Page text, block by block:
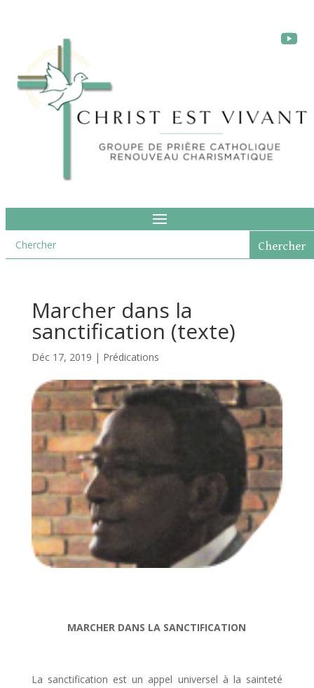
Marcher dans la
sanctification (texte)
Déc 17, 2019 | Prédications
MARCHER DANS LA SANCTIFICATION
La sanctification est un appel universel à la sainteté